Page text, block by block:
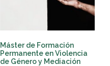
Máster de Formación
Permanente en Violencia
de Género y Mediación